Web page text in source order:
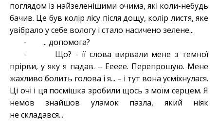
поглядом із найзеленішими очима, які коли-небудь
бачив. Це був колір лісу після дощу, колір листя, яке
увібрало у себе вологу і стало насичено зелене...
- ... допомога?
- Що? - її слова вирвали мене з темної
прірви, у яку я падав. – Еееее. Перепрошую. Мене
жахливо болить голова і я... – і тут вона усміхнулася.
Ці очі і ця посмішка зробили щось з моїм серцем. Я
немов знайшов уламок пазла, який ніяк
не складався...